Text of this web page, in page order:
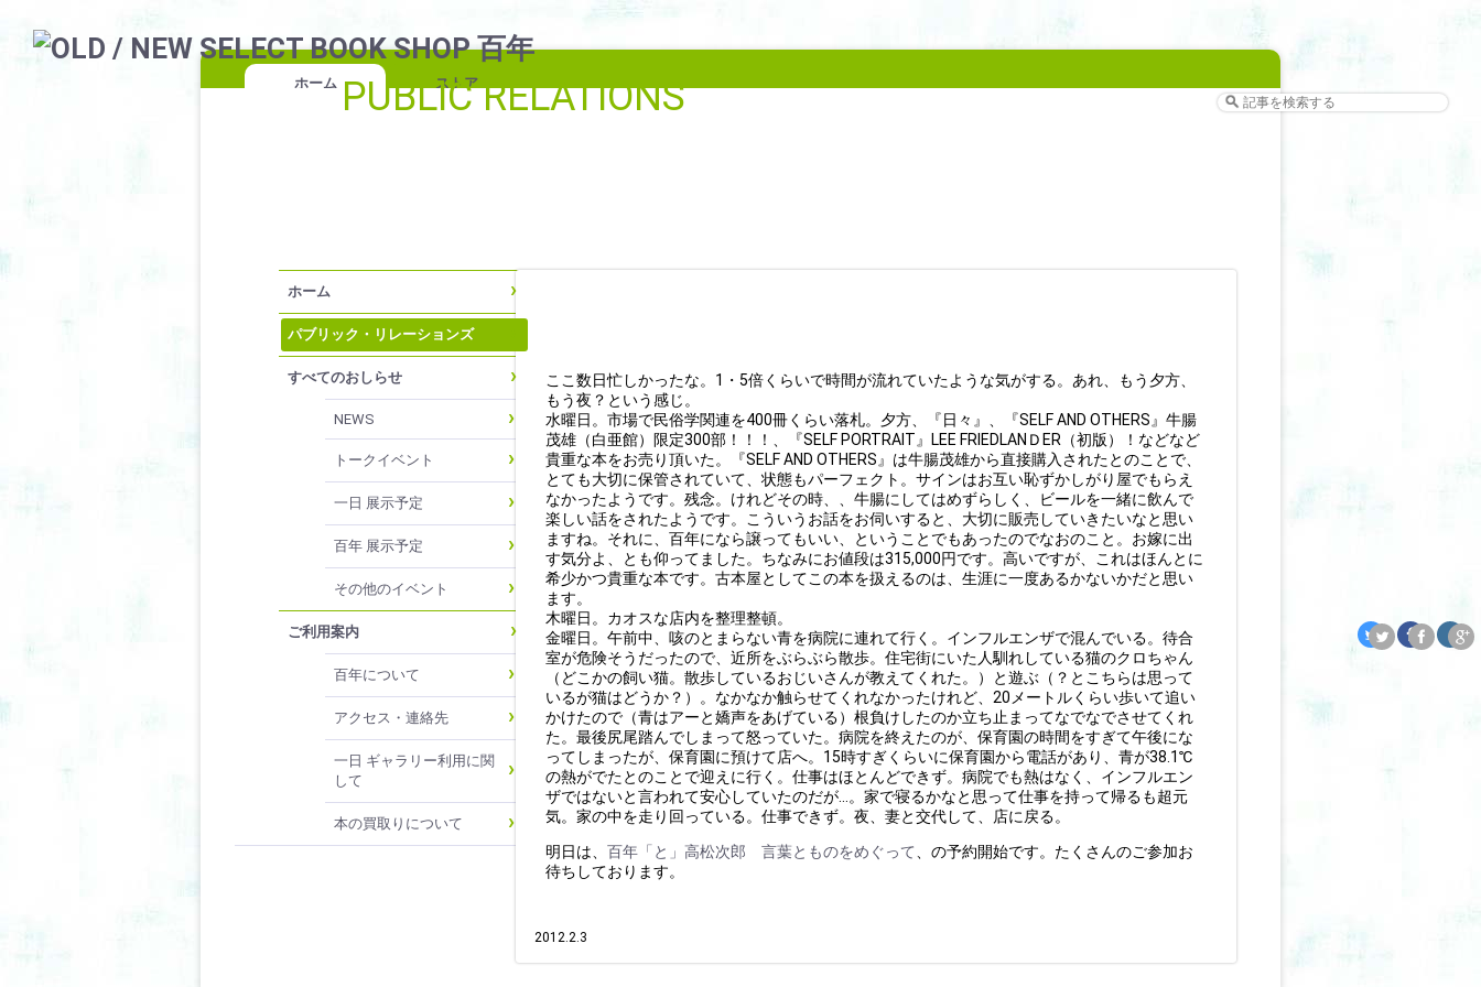
ホーム ストア
PUBLIC RELATIONS
ホーム
パブリック・リレーションズ
すべてのおしらせ
NEWS
トークイベント
一日 展示予定
百年 展示予定
その他のイベント
ご利用案内
百年について
アクセス・連絡先
一日 ギャラリー利用に関
して
本の買取りについて
ここ数日忙しかったな。1・5倍くらいで時間が流れていたような気がする。あれ、もう夕方、
もう夜？という感じ。
水曜日。市場で民俗学関連を400冊くらい落札。夕方、『日々』、『SELF AND OTHERS』牛腸
茂雄（白亜館）限定300部！！！、『SELF PORTRAIT』LEE FRIEDLANＤER（初版）！などなど
貴重な本をお売り頂いた。『SELF AND OTHERS』は牛腸茂雄から直接購入されたとのことで、
とても大切に保管されていて、状態もパーフェクト。サインはお互い恥ずかしがり屋でもらえ
なかったようです。残念。けれどその時、、牛腸にしてはめずらしく、ビールを一緒に飲んで
楽しい話をされたようです。こういうお話をお伺いすると、大切に販売していきたいなと思い
ますね。それに、百年になら譲ってもいい、ということでもあったのでなおのこと。お嫁に出
す気分よ、とも仰ってました。ちなみにお値段は315,000円です。高いですが、これはほんとに
希少かつ貴重な本です。古本屋としてこの本を扱えるのは、生涯に一度あるかないかだと思い
ます。
木曜日。カオスな店内を整理整頓。
金曜日。午前中、咳のとまらない青を病院に連れて行く。インフルエンザで混んでいる。待合
室が危険そうだったので、近所をぶらぶら散歩。住宅街にいた人馴れしている猫のクロちゃん
（どこかの飼い猫。散歩しているおじいさんが教えてくれた。）と遊ぶ（？とこちらは思って
いるが猫はどうか？）。なかなか触らせてくれなかったけれど、20メートルくらい歩いて追い
かけたので（青はアーと嬌声をあげている）根負けしたのか立ち止まってなでなでさせてくれ
た。最後尻尾踏んでしまって怒っていた。病院を終えたのが、保育園の時間をすぎて午後にな
ってしまったが、保育園に預けて店へ。15時すぎくらいに保育園から電話があり、青が38.1℃
の熱がでたとのことで迎えに行く。仕事はほとんどできず。病院でも熱はなく、インフルエン
ザではないと言われて安心していたのだが…。家で寝るかなと思って仕事を持って帰るも超元
気。家の中を走り回っている。仕事できず。夜、妻と交代して、店に戻る。
明日は、 百年「と」高松次郎 言葉とものをめぐって
、の予約開始です。たくさんのご参加お
待ちしております。
2012.2.3